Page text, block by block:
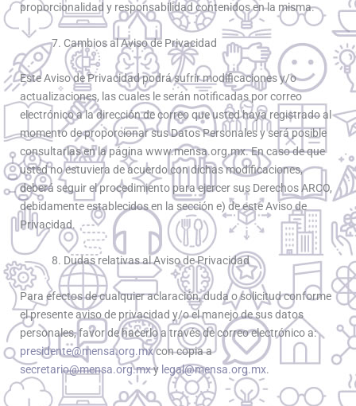
proporcionalidad y responsabilidad contenidos en la misma.
7. Cambios al Aviso de Privacidad
Este Aviso de Privacidad podrá sufrir modificaciones y/o
actualizaciones, las cuales le serán notificadas por correo
electrónico a la dirección de correo que usted haya registrado al
momento de proporcionar sus Datos Personales y será posible
consultarlas en la página www.mensa.org.mx. En caso de que
usted no estuviera de acuerdo con dichas modificaciones,
deberá seguir el procedimiento para ejercer sus Derechos ARCO,
debidamente establecidos en la sección e) de este Aviso de
Privacidad.
8. Dudas relativas al Aviso de Privacidad
Para efectos de cualquier aclaración, duda o solicitud conforme
el presente aviso de privacidad y/o el manejo de sus datos
personales, favor de hacerlo a través de correo electrónico a:
presidente@mensa.org.mxcon copia a
secretario@mensa.org.mxy legal@mensa.org.mx.